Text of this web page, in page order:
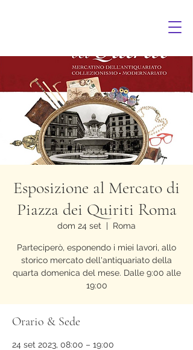
Esposizione al Mercato di
Piazza dei Quiriti Roma
dom 24 set
  |
Roma
Parteciperò, esponendo i miei lavori, allo
storico mercato dell'antiquariato della
quarta domenica del mese. Dalle 9:00 alle
19:00
Orario & Sede
24 set 2023, 08:00 – 19:00